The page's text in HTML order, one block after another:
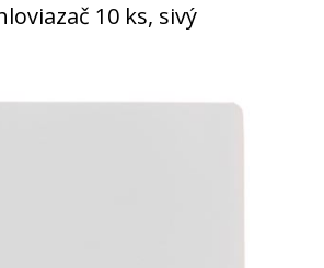
10 ks, sivý